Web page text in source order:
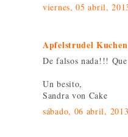
viernes, 05 abril,
Apfelstrudel Kuchen
De falsos nada!!!
Un besito,
Sandra von Cake
sábado, 06 abril, 2013